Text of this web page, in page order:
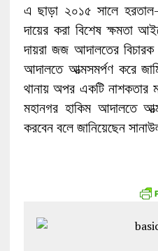
এ ছাড়া ২০১৫ সালে
দায়ের করা বিশেষ ক্ষমতা
দায়রা জজ আদালতের
আদালতে আত্মসমর্পণ করে
থানায় অপর একটি নাশকতার
মহানগর হাকিম আদালতে
করবেন বলে জানিয়েছেন